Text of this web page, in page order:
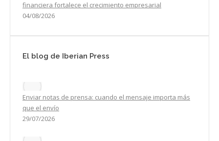
financiera fortalece el crecimiento empresarial
04/08/2026
El blog de Iberian Press
Enviar notas de prensa: cuando el mensaje importa más
que el envío
29/07/2026